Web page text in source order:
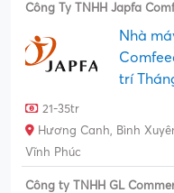
Công Ty TNHH Japfa
Nhà
trí
21-35tr
Hương Canh, Bình
Vĩnh Phúc
Công ty TNHH GL